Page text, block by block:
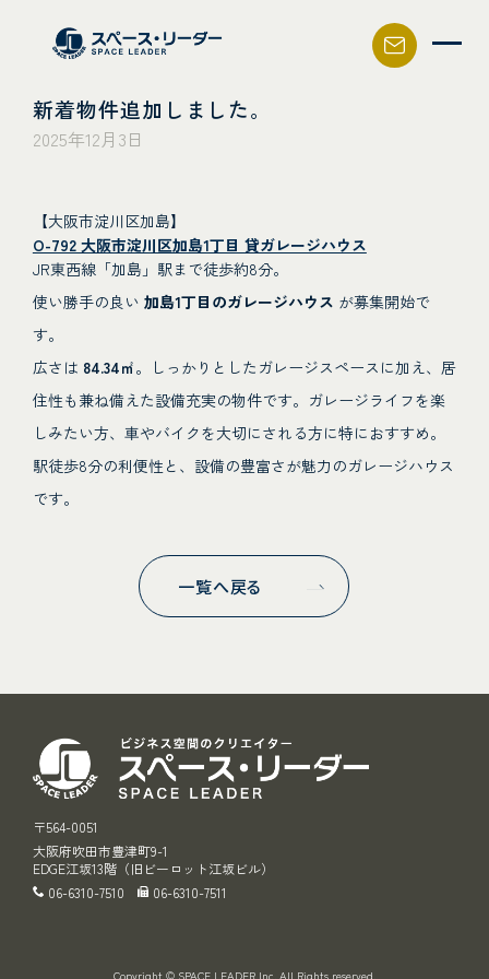
スペース・リーダー
新着物件追加しました。
2025年12月3日
【大阪市淀川区加島】
O-792 大阪市淀川区加島1丁目 貸ガレージハウス
JR東西線「加島」駅まで徒歩約8分。
使い勝手の良い 加島1丁目のガレージハウス が募集開始で
す。
広さは 84.34㎡。しっかりとしたガレージスペースに加え、居
住性も兼ね備えた設備充実の物件です。ガレージライフを楽
しみたい方、車やバイクを大切にされる方に特におすすめ。
駅徒歩8分の利便性と、設備の豊富さが魅力のガレージハウス
です。
一覧へ戻る
〒564-0051
大阪府吹田市豊津町9-1
EDGE江坂13階（旧ビーロット江坂ビル）
06-6310-7510
06-6310-7511
Copyright © SPACE LEADER Inc. All Rights reserved.